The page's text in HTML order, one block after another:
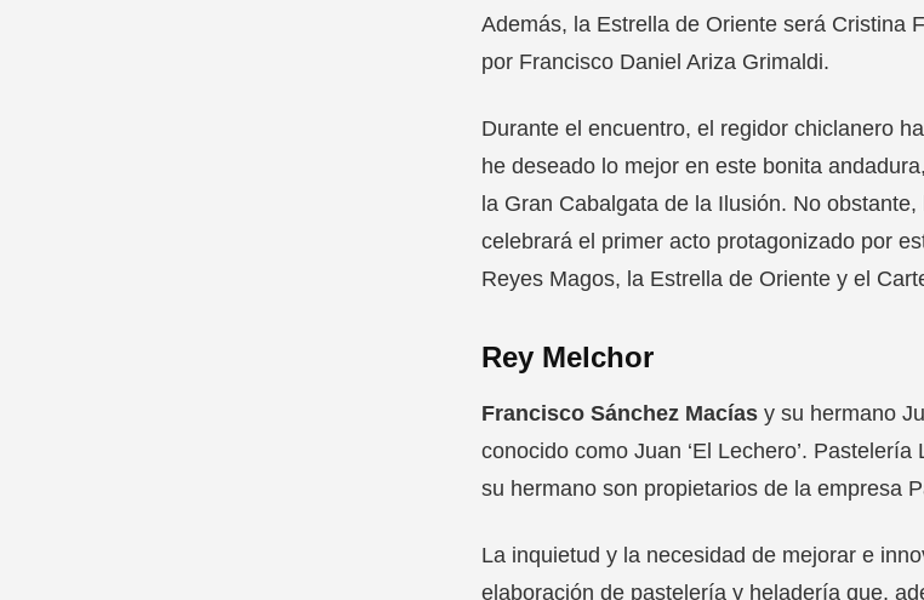
Además, la Estrella de Oriente será Cristina
por Francisco Daniel Ariza Grimaldi.
Durante el encuentro, el regidor chiclanero
he deseado lo mejor en este bonita
la Gran Cabalgata de la Ilusión. No
celebrará el primer acto protagonizado por
Reyes Magos, la Estrella de Oriente y el
Rey Melchor
Francisco Sánchez Macías y su hermano
conocido como Juan ‘El Lechero’.
su hermano son propietarios de la empresa
La inquietud y la necesidad de mejorar e
elaboración de pastelería y heladería que,